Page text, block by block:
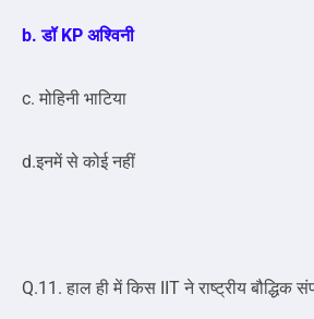
b. डॉ KP अश्विनी
c. मोहिनी भाटिया
d.इनमें से कोई नहीं
Q.11. हाल ही में किस IIT ने राष्ट्रीय बौद्धिक